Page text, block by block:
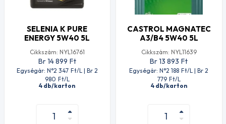
SELENIA K PURE
ENERGY 5W40 5L
Cikkszám: NYL16761
Br 14 899 Ft
Egységár: N°2 347 Ft/L | Br 2
980 Ft/L
4 db/karton
CASTROL MAGNATEC
A3/B4 5W40 5L
Cikkszám: NYL11639
Br 13 893 Ft
Egységár: N°2 188 Ft/L | Br 2
779 Ft/L
4 db/karton